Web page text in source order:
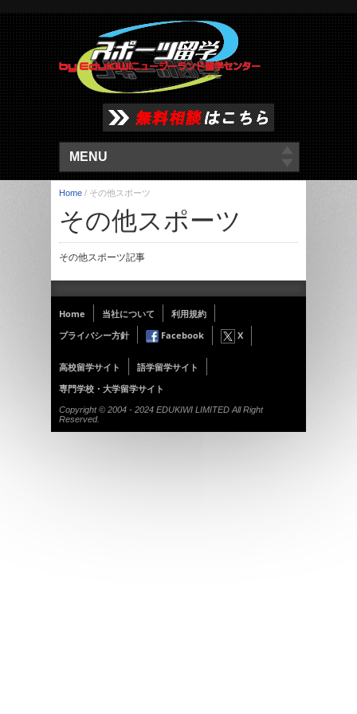
MENU
Home / その他スポーツ
その他スポーツ
その他スポーツ記事
Home 当社について
利用規約
プライバシー方針
Facebook X
高校留学サイト
語学留学サイト
専門学校・大学留学サイト
Copyright © 2004 - 2024 EDUKIWI LIMITED All Right
Reserved.